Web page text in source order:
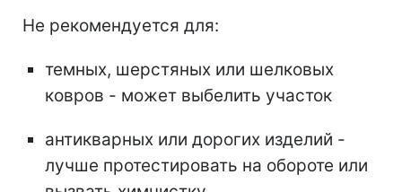
Не рекомендуется для:
темных, шерстяных или шелковых
ковров - может выбелить участок
антикварных или дорогих изделий -
лучше протестировать на обороте или